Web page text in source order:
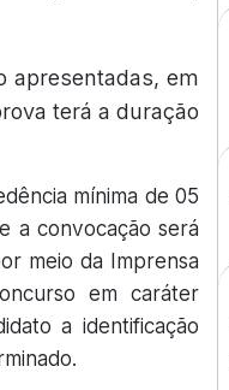
apresentadas, em
terá a duração
mínima de 05
a convocação será
meio da Imprensa
em caráter
a identificação